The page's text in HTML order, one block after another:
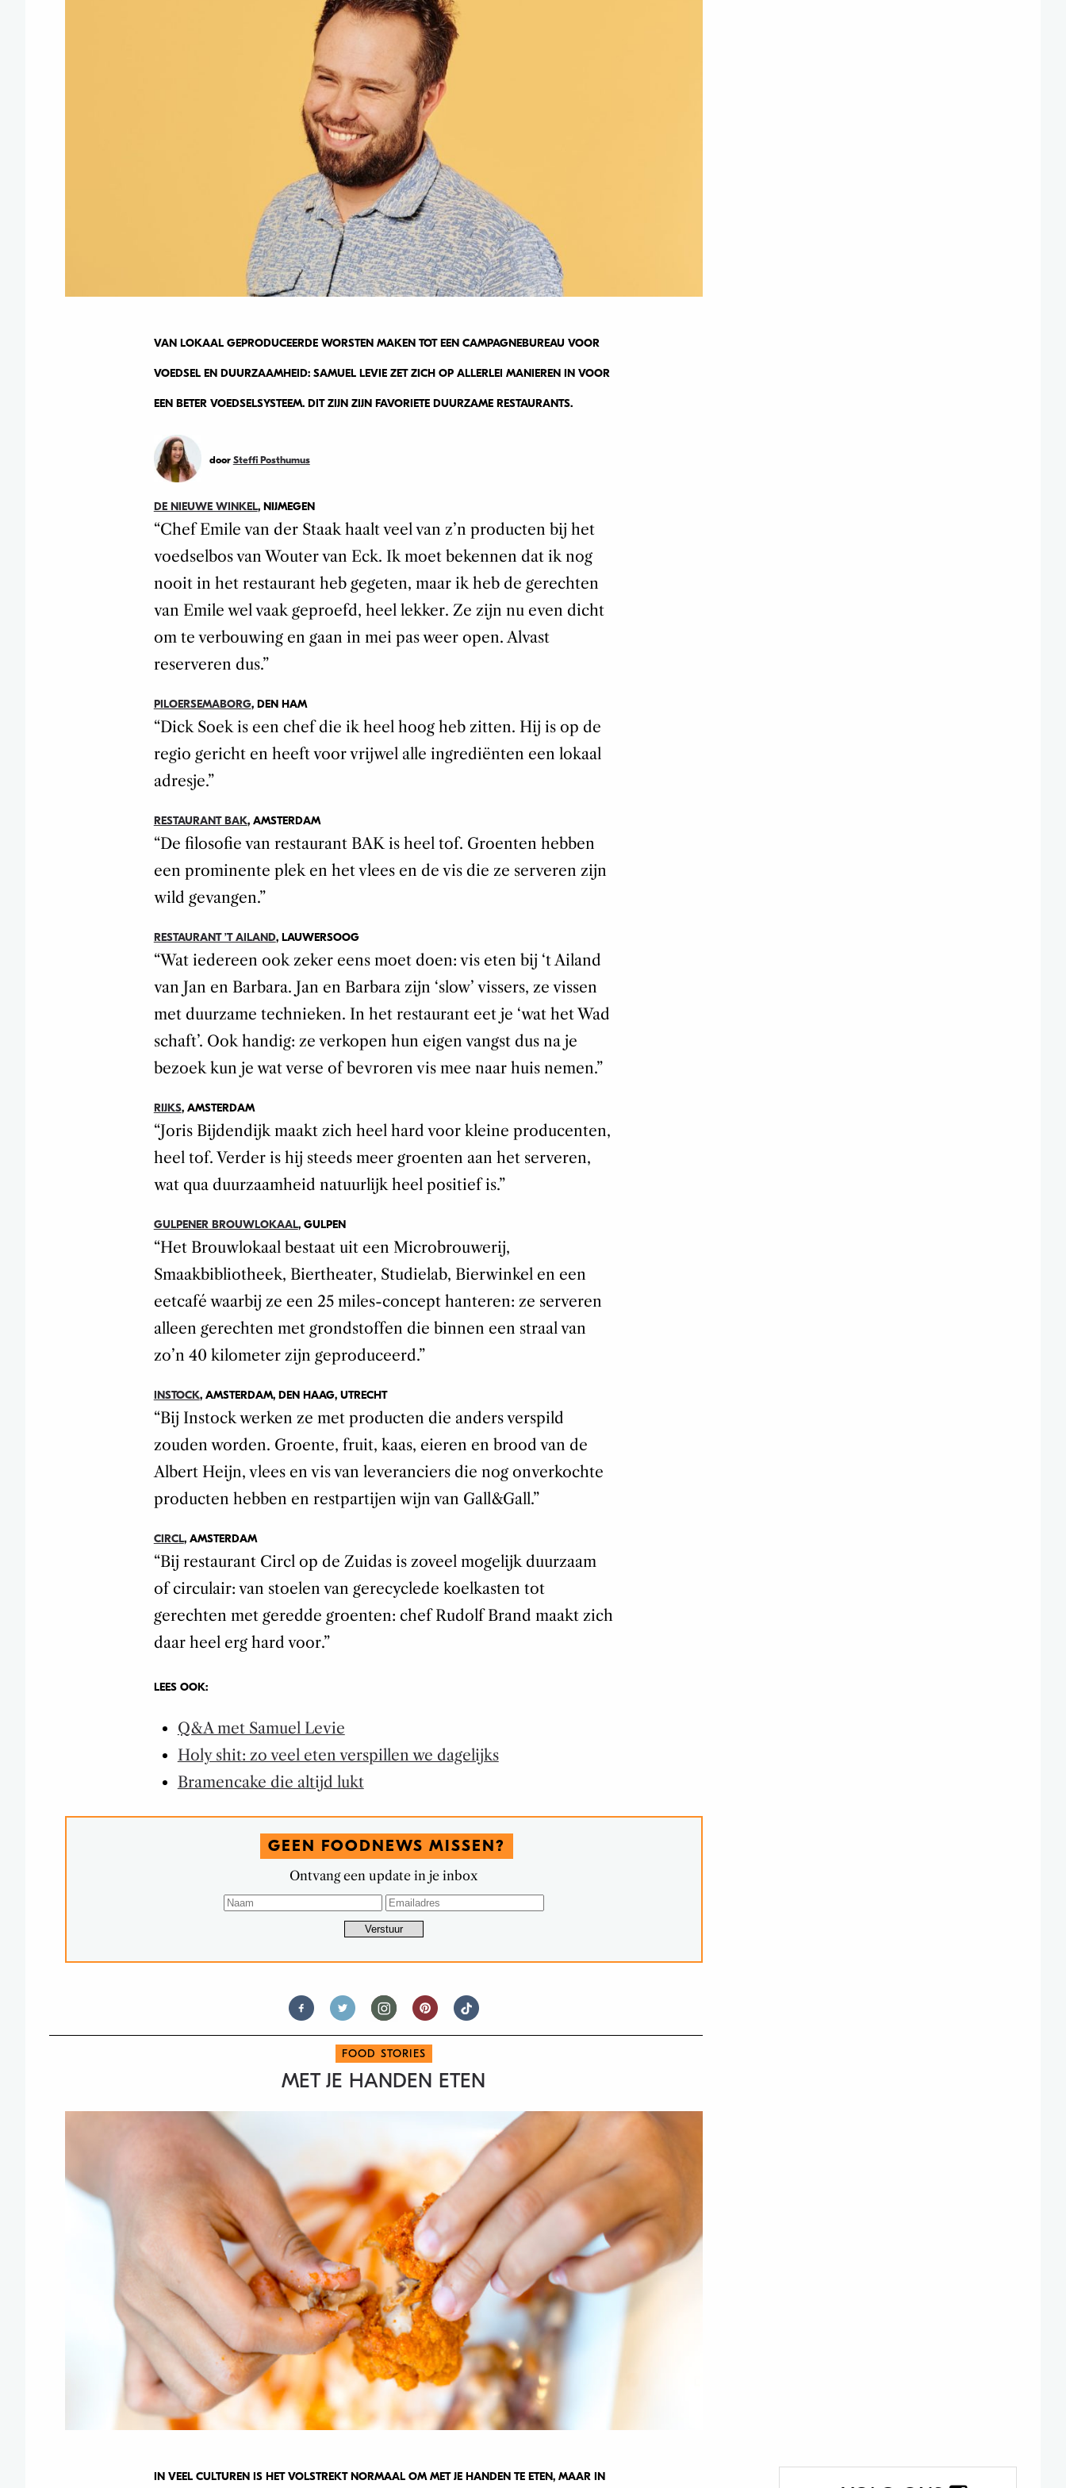
VAN LOKAAL GEPRODUCEERDE WORSTEN MAKEN TOT EEN CAMPAGNEBUREAU VOOR
VOEDSEL EN DUURZAAMHEID: SAMUEL LEVIE ZET ZICH OP ALLERLEI MANIEREN IN VOOR
EEN BETER VOEDSELSYSTEEM. DIT ZIJN ZIJN FAVORIETE DUURZAME RESTAURANTS.
door Steffi Posthumus
DE NIEUWE WINKEL, NIJMEGEN
“Chef Emile van der Staak haalt veel van z’n producten bij het
voedselbos van Wouter van Eck. Ik moet bekennen dat ik nog
nooit in het restaurant heb gegeten, maar ik heb de gerechten
van Emile wel vaak geproefd, heel lekker. Ze zijn nu even dicht
om te verbouwing en gaan in mei pas weer open. Alvast
reserveren dus.”
PILOERSEMABORG, DEN HAM
“Dick Soek is een chef die ik heel hoog heb zitten. Hij is op de
regio gericht en heeft voor vrijwel alle ingrediënten een lokaal
adresje.”
RESTAURANT BAK, AMSTERDAM
“De filosofie van restaurant BAK is heel tof. Groenten hebben
een prominente plek en het vlees en de vis die ze serveren zijn
wild gevangen.”
RESTAURANT ’T AILAND, LAUWERSOOG
“Wat iedereen ook zeker eens moet doen: vis eten bij ‘t Ailand
van Jan en Barbara. Jan en Barbara zijn ‘slow’ vissers, ze vissen
met duurzame technieken. In het restaurant eet je ‘wat het Wad
schaft’. Ook handig: ze verkopen hun eigen vangst dus na je
bezoek kun je wat verse of bevroren vis mee naar huis nemen.”
RIJKS, AMSTERDAM
“Joris Bijdendijk maakt zich heel hard voor kleine producenten,
heel tof. Verder is hij steeds meer groenten aan het serveren,
wat qua duurzaamheid natuurlijk heel positief is.”
GULPENER BROUWLOKAAL, GULPEN
“Het Brouwlokaal bestaat uit een Microbrouwerij,
Smaakbibliotheek, Biertheater, Studielab, Bierwinkel en een
eetcafé waarbij ze een 25 miles-concept hanteren: ze serveren
alleen gerechten met grondstoffen die binnen een straal van
zo’n 40 kilometer zijn geproduceerd.”
INSTOCK, AMSTERDAM, DEN HAAG, UTRECHT
“Bij Instock werken ze met producten die anders verspild
zouden worden. Groente, fruit, kaas, eieren en brood van de
Albert Heijn, vlees en vis van leveranciers die nog onverkochte
producten hebben en restpartijen wijn van Gall&Gall.”
CIRCL, AMSTERDAM
“Bij restaurant Circl op de Zuidas is zoveel mogelijk duurzaam
of circulair: van stoelen van gerecyclede koelkasten tot
gerechten met geredde groenten: chef Rudolf Brand maakt zich
daar heel erg hard voor.”
LEES OOK:
Q&A met Samuel Levie
Holy shit: zo veel eten verspillen we dagelijks
Bramencake die altijd lukt
GEEN FOODNEWS MISSEN?
Ontvang een update in je inbox
FOOD STORIES
MET JE HANDEN ETEN
IN VEEL CULTUREN IS HET VOLSTREKT NORMAAL OM MET JE HANDEN TE ETEN, MAAR IN